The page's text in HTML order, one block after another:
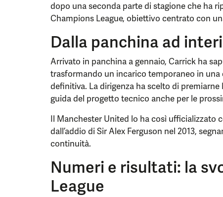
dopo una seconda parte di stagione che ha
Champions League, obiettivo centrato con
Dalla panchina ad
Arrivato in panchina a gennaio, Carrick ha
trasformando un incarico temporaneo in
definitiva. La dirigenza ha scelto di
guida del progetto tecnico anche per le
Il Manchester United lo ha così ufficializzato
dall’addio di Sir Alex Ferguson nel 2013,
continuità.
Numeri e risultati: la
League